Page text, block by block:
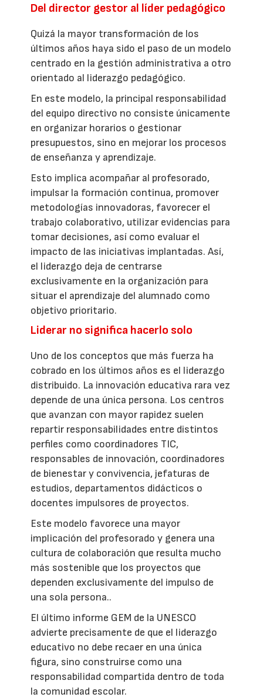
Del director gestor al líder pedagógico
Quizá la mayor transformación de los
últimos años haya sido el paso de un modelo
centrado en la gestión administrativa a otro
orientado al liderazgo pedagógico.
En este modelo, la principal responsabilidad
del equipo directivo no consiste únicamente
en organizar horarios o gestionar
presupuestos, sino en mejorar los procesos
de enseñanza y aprendizaje.
Esto implica acompañar al profesorado,
impulsar la formación continua, promover
metodologías innovadoras, favorecer el
trabajo colaborativo, utilizar evidencias para
tomar decisiones, así como evaluar el
impacto de las iniciativas implantadas. Así,
el liderazgo deja de centrarse
exclusivamente en la organización para
situar el aprendizaje del alumnado como
objetivo prioritario.
Liderar no significa hacerlo solo
Uno de los conceptos que más fuerza ha
cobrado en los últimos años es el liderazgo
distribuido. La innovación educativa rara vez
depende de una única persona. Los centros
que avanzan con mayor rapidez suelen
repartir responsabilidades entre distintos
perfiles como coordinadores TIC,
responsables de innovación, coordinadores
de bienestar y convivencia, jefaturas de
estudios, departamentos didácticos o
docentes impulsores de proyectos.
Este modelo favorece una mayor
implicación del profesorado y genera una
cultura de colaboración que resulta mucho
más sostenible que los proyectos que
dependen exclusivamente del impulso de
una sola persona..
El último informe GEM de la UNESCO
advierte precisamente de que el liderazgo
educativo no debe recaer en una única
figura, sino construirse como una
responsabilidad compartida dentro de toda
la comunidad escolar.